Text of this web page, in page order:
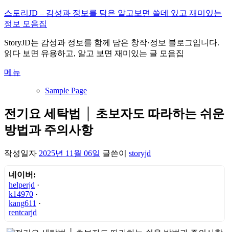
내
용
로
바
가
스토리JD – 감성과 정보를 담은 알고보면 쓸데 있고 재미있는
정보 모음집
StoryJD는 감성과 정보를 함께 담은 창작·정보 블로그입니다.
읽다 보면 유용하고, 알고 보면 재미있는 글 모음집
메뉴
Sample Page
전기요 세탁법 │ 초보자도 따라하는 쉬운
방법과 주의사항
작성일자 2025년 11월 06일 글쓴이 storyjd
네이버:
helperjd ·
k14970 ·
kang611 ·
rentcarjd